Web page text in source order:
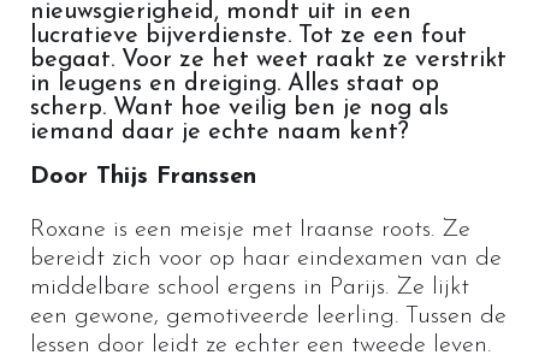
nieuwsgierigheid, mondt uit in een
lucratieve bijverdienste. Tot ze een fout
begaat. Voor ze het weet raakt ze verstrikt
in leugens en dreiging. Alles staat op
scherp. Want hoe veilig ben je nog als
iemand daar je echte naam kent?
Door Thijs Franssen
Roxane is een meisje met Iraanse roots. Ze
bereidt zich voor op haar eindexamen van de
middelbare school ergens in Parijs. Ze lijkt
een gewone, gemotiveerde leerling. Tussen de
lessen door leidt ze echter een tweede leven.